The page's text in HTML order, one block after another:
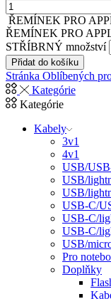
ŘEMÍNEK PRO
ŘEMÍNEK PRO
STŘÍBRNÝ množství
Přidat do košíku
Stránka Oblíbených
Kategórie
Kategórie
Kabely
3v1
4v1
USB/
USB/
USB/
USB-C/
USB-C/
USB-C/
USB/
Pro
Doplňky